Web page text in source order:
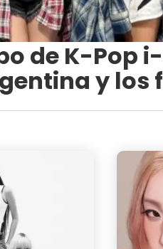
de K-Pop
y los